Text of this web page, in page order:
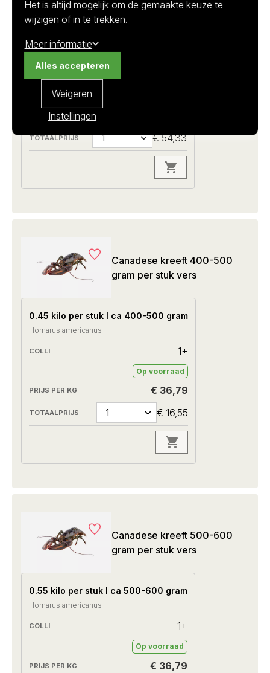
1.4 kilo per stuk I ca 1300-1500 gram
Homarus americanus
€ 54,33
Canadese kreeft 400-500
gram per stuk vers
0.45 kilo per stuk I ca 400-500 gram
Homarus americanus
1+
Op voorraad
€ 36,79
€ 16,55
Canadese kreeft 500-600
gram per stuk vers
0.55 kilo per stuk I ca 500-600 gram
Homarus americanus
1+
Op voorraad
€ 36,79
Het is altijd mogelijk om de gemaakte keuze te
wijzigen of in te trekken.
Meer informatie
Instellingen
Weigeren
Alles accepteren